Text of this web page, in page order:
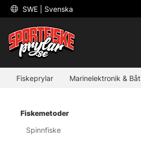
SWE | Svenska
Fiskeprylar Marinelektronik & Båt
Fiskemetoder
Spinnfiske